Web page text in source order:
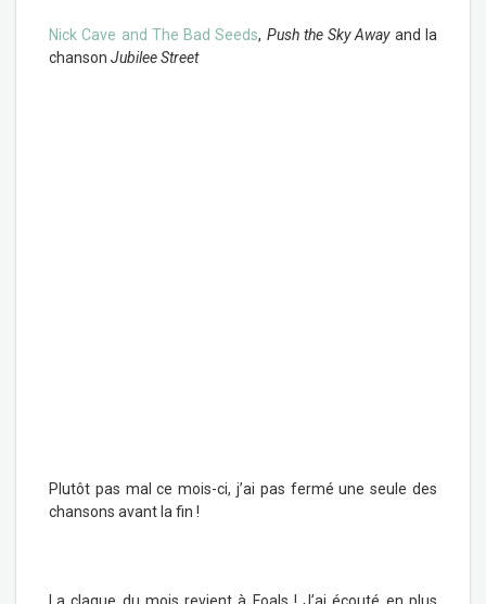
Nick Cave and The Bad Seeds, Push the Sky Awayand la
chanson Jubilee Street
Plutôt pas mal ce mois-ci, j’ai pas fermé une seule des
chansons avant la fin !
La claque du mois revient à Foals ! J’ai écouté en plus